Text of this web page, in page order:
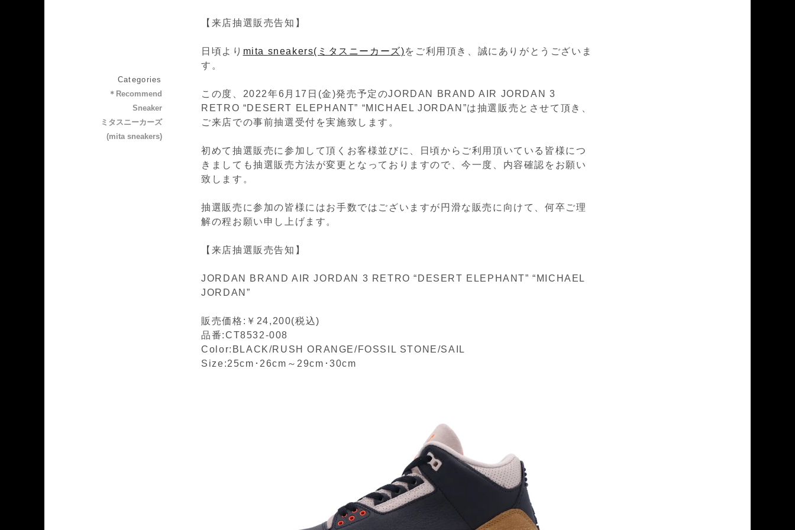
【来店抽選販売告知】
日頃より mita sneakers(ミタスニーカーズ)をご利用頂き、誠にありがとうございま
す。
この度、2022年6月17日(金)発売予定のJORDAN BRAND AIR JORDAN 3
RETRO “DESERT ELEPHANT” “MICHAEL JORDAN”は抽選販売とさせて頂き、
ご来店での事前抽選受付を実施致します。
初めて抽選販売に参加して頂くお客様並びに、日頃からご利用頂いている皆様につ
きましても抽選販売方法が変更となっておりますので、今一度、内容確認をお願い
致します。
抽選販売に参加の皆様にはお手数ではございますが円滑な販売に向けて、何卒ご理
解の程お願い申し上げます。
【来店抽選販売告知】
JORDAN BRAND AIR JORDAN 3 RETRO “DESERT ELEPHANT” “MICHAEL
JORDAN”
販売価格:￥24,200(税込)
品番:CT8532-008
Color:BLACK/RUSH ORANGE/FOSSIL STONE/SAIL
Size:25cm･26cm～29cm･30cm
Categories
＊Recommend
Sneaker
ミタスニーカーズ
(mita sneakers)